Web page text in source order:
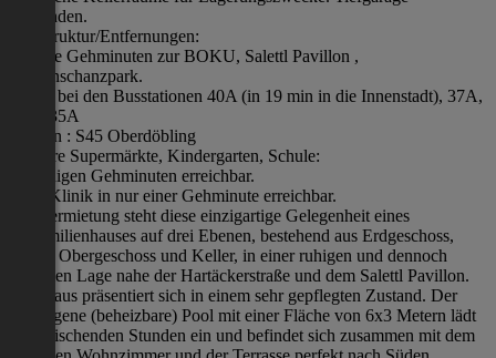
vorhanden.
Infrastruktur/Entfernungen:
Wenige Gehminuten zur BOKU, Salettl Pavillon ,
Türkenschanzpark.
Direkt bei den Busstationen 40A (in 19 min in die Innenstadt), 37A,
10A, 35A
S-Bahn : S45 Oberdöbling
mehrere Supermärkte, Kindergarten, Schule:
in wenigen Gehminuten erreichbar.
Arzt: Klinik in nur einer Gehminute erreichbar.
Zur Vermietung steht diese einzigartige Gelegenheit eines
Einfamilienhauses auf drei Ebenen, bestehend aus Erdgeschoss,
erstem Obergeschoss und Keller, in einer ruhigen und dennoch
zentralen Lage nahe der Hartäckerstraße und dem Salettl Pavillon.
Das Haus präsentiert sich in einem sehr gepflegten Zustand. Der
hauseigene (beheizbare) Pool mit einer Fläche von 6x3 Metern lädt
zu erfrischenden Stunden ein und befindet sich zusammen mit dem